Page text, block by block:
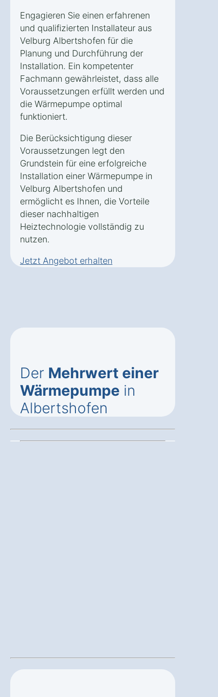
Engagieren Sie einen erfahrenen
und qualifizierten Installateur aus
Velburg Albertshofen für die
Planung und Durchführung der
Installation. Ein kompetenter
Fachmann gewährleistet, dass alle
Voraussetzungen erfüllt werden und
die Wärmepumpe optimal
funktioniert.
Die Berücksichtigung dieser
Voraussetzungen legt den
Grundstein für eine erfolgreiche
Installation einer Wärmepumpe in
Velburg Albertshofen und
ermöglicht es Ihnen, die Vorteile
dieser nachhaltigen
Heiztechnologie vollständig zu
nutzen.
Jetzt Angebot erhalten
Der Mehrwert einer
Wärmepumpe in
Albertshofen